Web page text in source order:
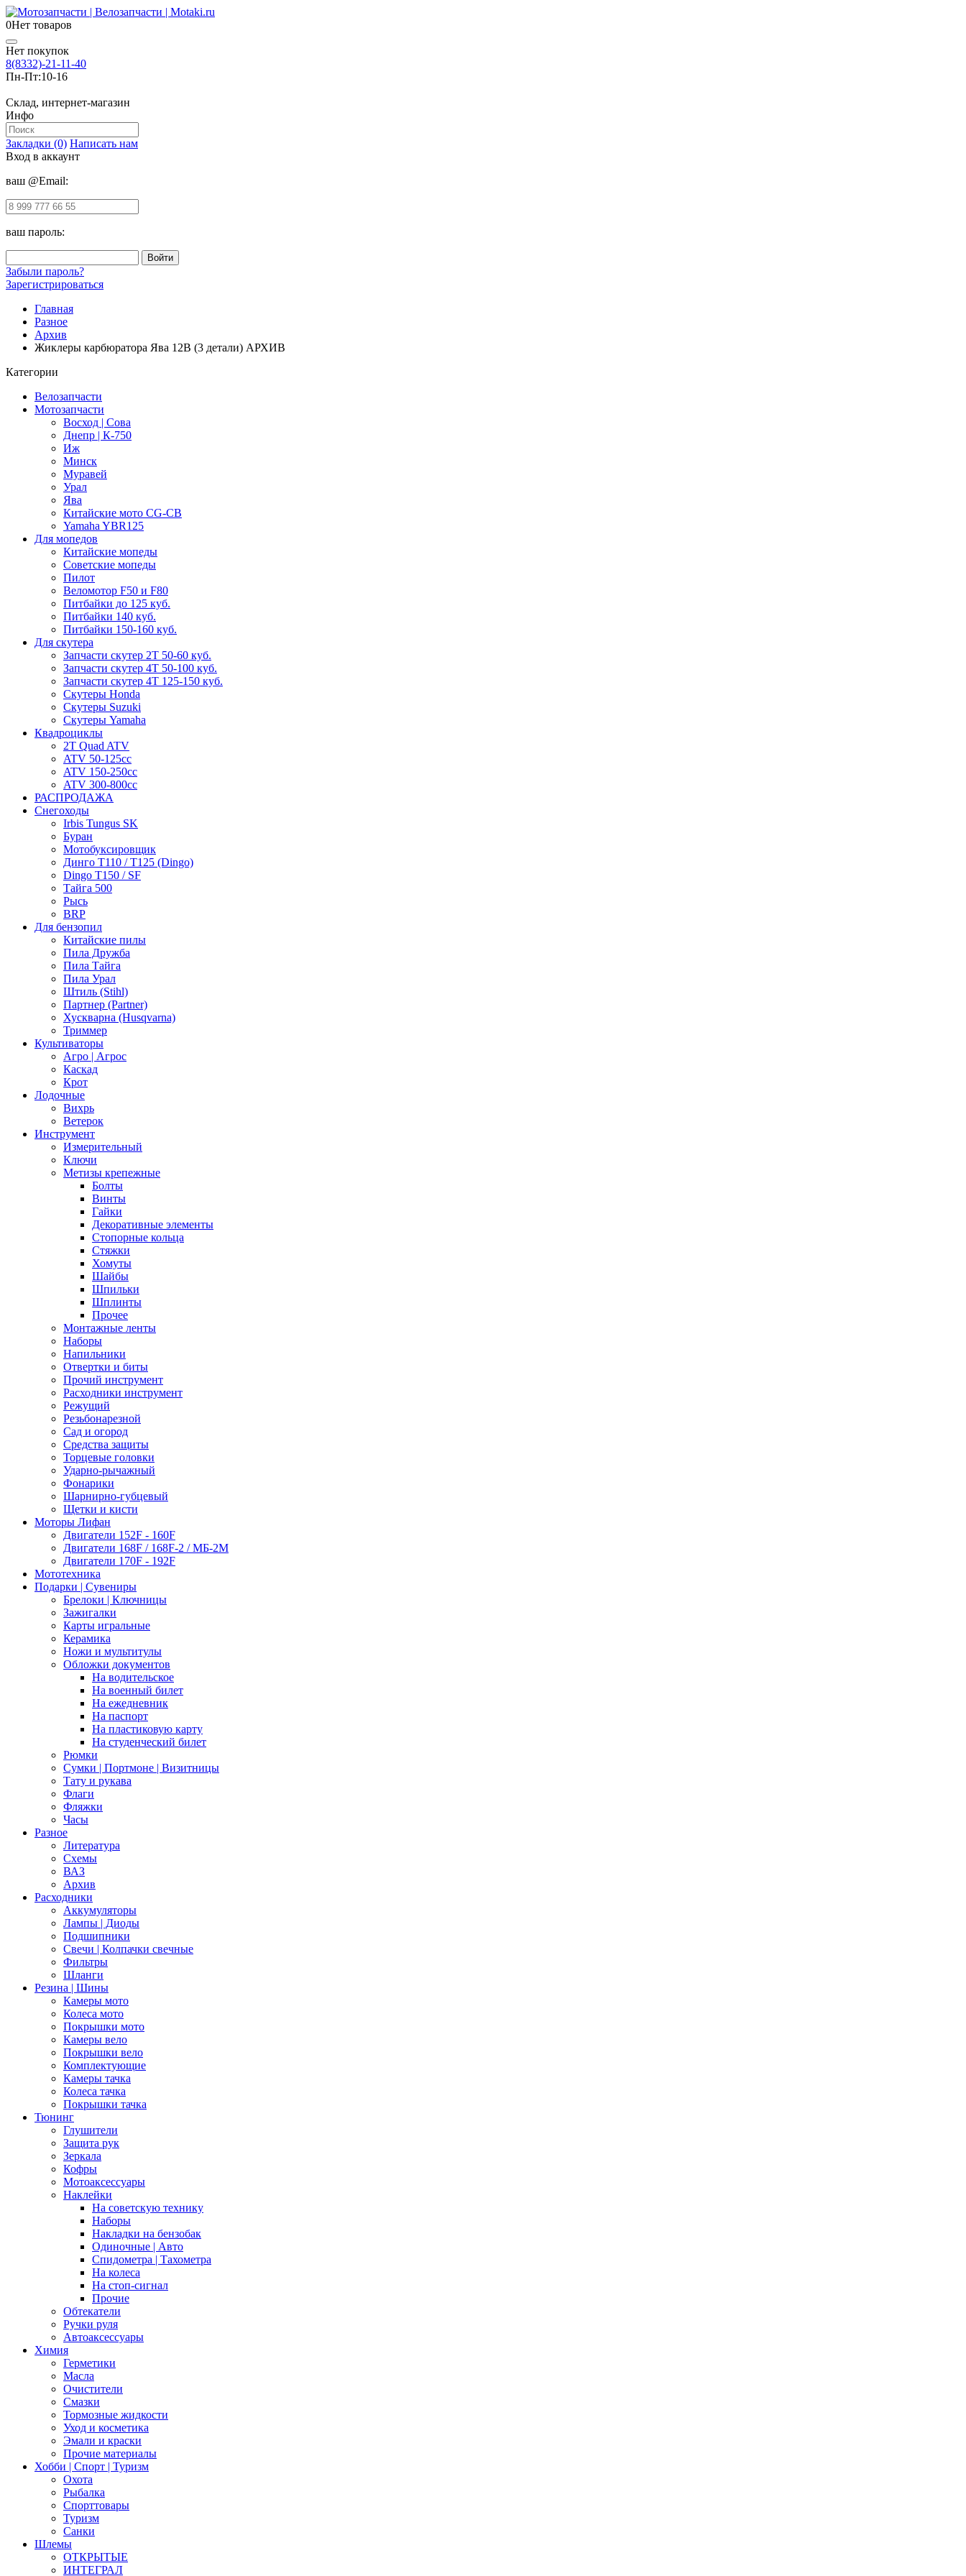
0Нет товаров
Нет покупок
8(8332)-21-11-40
Пн-Пт:10-16
Склад, интернет-магазин
Инфо
Закладки (0) Написать нам
Вход в аккаунт
ваш @Email:
ваш пароль:
Забыли пароль?
Зарегистрироваться
Главная
Разное
Архив
Жиклеры карбюратора Ява 12В (3 детали) АРХИВ
Категории
Велозапчасти
Мотозапчасти
Восход | Сова
Днепр | К-750
Иж
Минск
Муравей
Урал
Ява
Китайские мото CG-CB
Yamaha YBR125
Для мопедов
Китайские мопеды
Советские мопеды
Пилот
Веломотор F50 и F80
Питбайки до 125 куб.
Питбайки 140 куб.
Питбайки 150-160 куб.
Для скутера
Запчасти скутер 2Т 50-60 куб.
Запчасти скутер 4Т 50-100 куб.
Запчасти скутер 4Т 125-150 куб.
Скутеры Honda
Скутеры Suzuki
Скутеры Yamaha
Квадроциклы
2T Quad ATV
ATV 50-125cc
ATV 150-250cc
ATV 300-800cc
РАСПРОДАЖА
Снегоходы
Irbis Tungus SK
Буран
Мотобуксировщик
Динго T110 / T125 (Dingo)
Dingo T150 / SF
Тайга 500
Рысь
BRP
Для бензопил
Китайские пилы
Пила Дружба
Пила Тайга
Пила Урал
Штиль (Stihl)
Партнер (Partner)
Хускварна (Husqvarna)
Триммер
Культиваторы
Агро | Агрос
Каскад
Крот
Лодочные
Вихрь
Ветерок
Инструмент
Измерительный
Ключи
Метизы крепежные
Болты
Винты
Гайки
Декоративные элементы
Стопорные кольца
Стяжки
Хомуты
Шайбы
Шпильки
Шплинты
Прочее
Монтажные ленты
Наборы
Напильники
Отвертки и биты
Прочий инструмент
Расходники инструмент
Режущий
Резьбонарезной
Сад и огород
Средства защиты
Торцевые головки
Ударно-рычажный
Фонарики
Шарнирно-губцевый
Щетки и кисти
Моторы Лифан
Двигатели 152F - 160F
Двигатели 168F / 168F-2 / МБ-2М
Двигатели 170F - 192F
Мототехника
Подарки | Сувениры
Брелоки | Ключницы
Зажигалки
Карты игральные
Керамика
Ножи и мультитулы
Обложки документов
На водительское
На военный билет
На ежедневник
На паспорт
На пластиковую карту
На студенческий билет
Рюмки
Сумки | Портмоне | Визитницы
Тату и рукава
Флаги
Фляжки
Часы
Разное
Литература
Схемы
ВАЗ
Архив
Расходники
Аккумуляторы
Лампы | Диоды
Подшипники
Свечи | Колпачки свечные
Фильтры
Шланги
Резина | Шины
Камеры мото
Колеса мото
Покрышки мото
Камеры вело
Покрышки вело
Комплектующие
Камеры тачка
Колеса тачка
Покрышки тачка
Тюнинг
Глушители
Защита рук
Зеркала
Кофры
Мотоаксессуары
Наклейки
На советскую технику
Наборы
Накладки на бензобак
Одиночные | Авто
Спидометра | Тахометра
На колеса
На стоп-сигнал
Прочие
Обтекатели
Ручки руля
Автоаксессуары
Химия
Герметики
Масла
Очистители
Смазки
Тормозные жидкости
Уход и косметика
Эмали и краски
Прочие материалы
Хобби | Cпорт | Туризм
Охота
Рыбалка
Спорттовары
Туризм
Санки
Шлемы
ОТКРЫТЫЕ
ИНТЕГРАЛ